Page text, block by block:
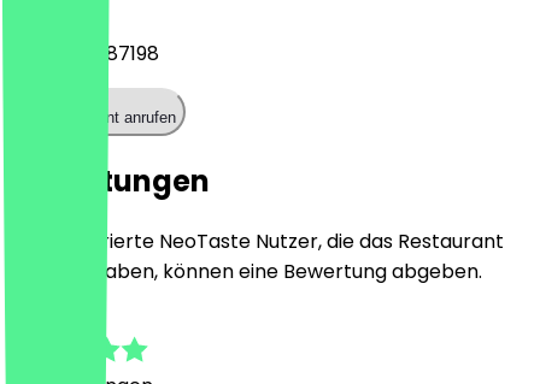
+4951152487198
Restaurant anrufen
Bewertungen
Nur registrierte NeoTaste Nutzer, die das Restaurant
besucht haben, können eine Bewertung abgeben.